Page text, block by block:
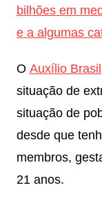
bilhões em
e a algumas
O Auxílio Brasil
situação de
situação de
desde que
membros,
21 anos.